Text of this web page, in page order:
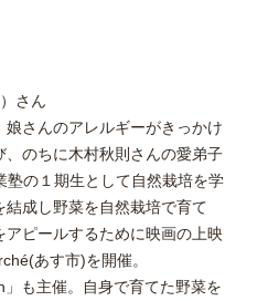
さん
さんのアレルギーがきっかけ
のちに木村秋則さんの愛弟子
塾の１期生として自然栽培を学
成し野菜を自然栽培で育て
ピールするために映画の上映
あす市)を開催。
も主催。自身で育てた野菜を